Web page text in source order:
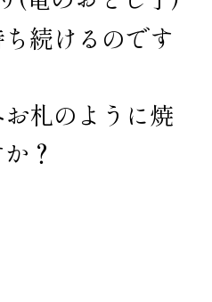
続けるのです
札のように焼
？